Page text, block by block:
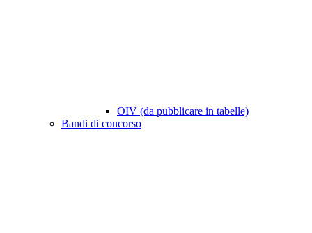
OIV (da pubblicare in tabelle)
Bandi di concorso